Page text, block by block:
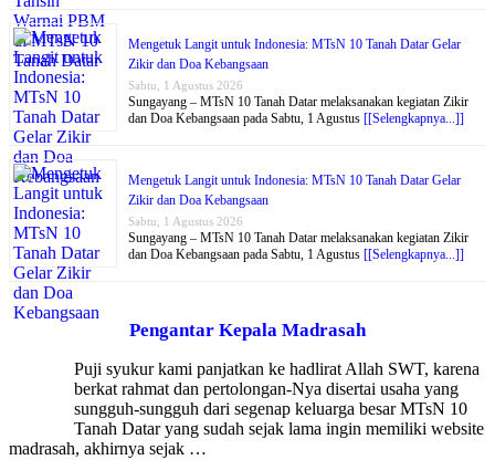
Mengetuk Langit untuk Indonesia: MTsN 10 Tanah Datar Gelar
Zikir dan Doa Kebangsaan
Sabtu, 1 Agustus 2026
Sungayang – MTsN 10 Tanah Datar melaksanakan kegiatan Zikir
dan Doa Kebangsaan pada Sabtu, 1 Agustus [[Selengkapnya...]]
Mengetuk Langit untuk Indonesia: MTsN 10 Tanah Datar Gelar
Zikir dan Doa Kebangsaan
Sabtu, 1 Agustus 2026
Sungayang – MTsN 10 Tanah Datar melaksanakan kegiatan Zikir
dan Doa Kebangsaan pada Sabtu, 1 Agustus [[Selengkapnya...]]
Pengantar Kepala Madrasah
Puji syukur kami panjatkan ke hadlirat Allah SWT, karena
berkat rahmat dan pertolongan-Nya disertai usaha yang
sungguh-sungguh dari segenap keluarga besar MTsN 10
Tanah Datar yang sudah sejak lama ingin memiliki website
madrasah, akhirnya sejak …